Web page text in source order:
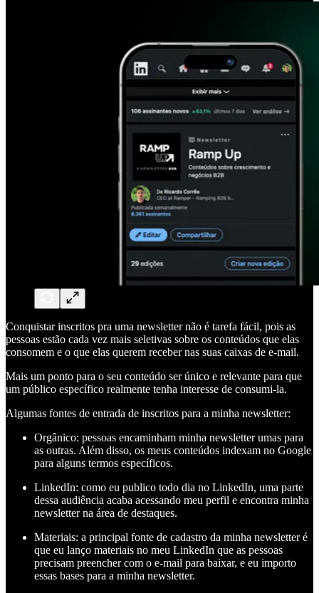
Conquistar inscritos pra uma newsletter não é tarefa fácil, pois as
pessoas estão cada vez mais seletivas sobre os conteúdos que elas
consomem e o que elas querem receber nas suas caixas de e-mail.
Mais um ponto para o seu conteúdo ser único e relevante para que
um público específico realmente tenha interesse de consumi-la.
Algumas fontes de entrada de inscritos para a minha newsletter:
Orgânico: pessoas encaminham minha newsletter umas para
as outras. Além disso, os meus conteúdos indexam no Google
para alguns termos específicos.
LinkedIn: como eu publico todo dia no LinkedIn, uma parte
dessa audiência acaba acessando meu perfil e encontra minha
newsletter na área de destaques.
Materiais: a principal fonte de cadastro da minha newsletter é
que eu lanço materiais no meu LinkedIn que as pessoas
precisam preencher com o e-mail para baixar, e eu importo
essas bases para a minha newsletter.